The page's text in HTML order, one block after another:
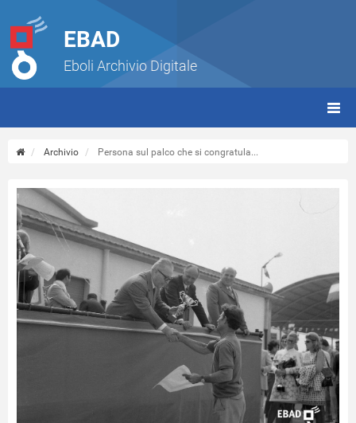
EBAD
Eboli Archivio Digitale
Archivio Persona sul palco che si congratula...